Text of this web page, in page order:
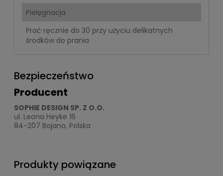
Pielęgnacja
Prać ręcznie do 30 przy użyciu delikatnych
środków do prania
Bezpieczeństwo
Producent
SOPHIE DESIGN SP. Z O.O.
ul. Leona Heyke 16
84-207 Bojano, Polska
Produkty powiązane